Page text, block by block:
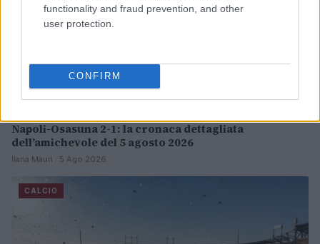
functionality and fraud prevention, and other
user protection.
CONFIRM
Napoli-Osasuna 2-1: la cronaca dettagliata
dell’amichevole del 5 agosto 2026
Ilaria Mauri · 5 Ago 2026
CALCIO